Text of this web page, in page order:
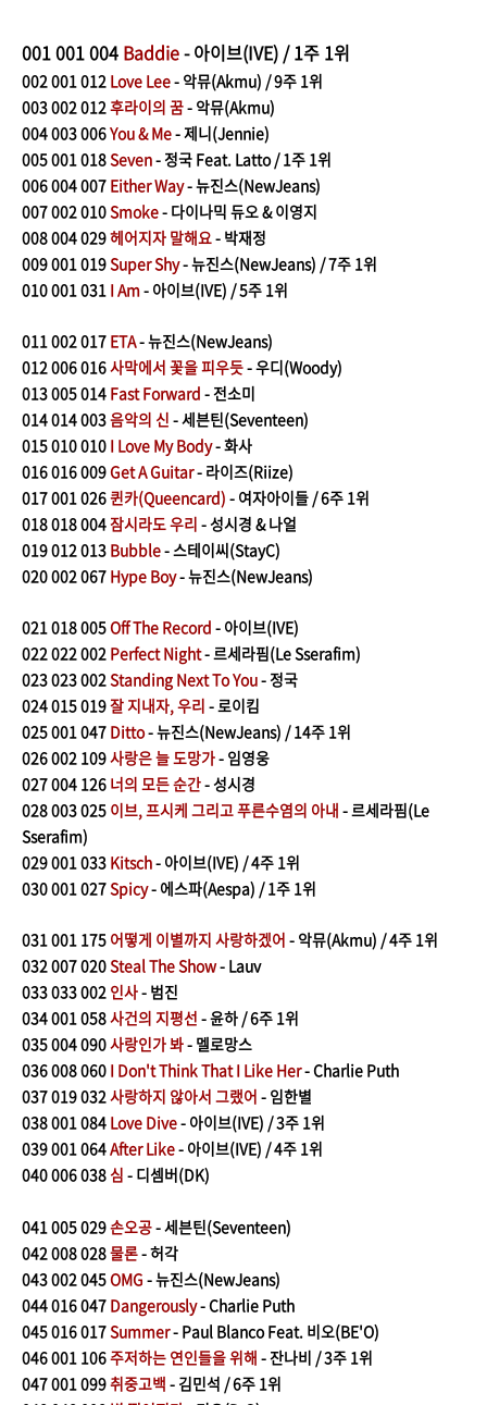
001001 004 Baddie- 아이브(IVE) / 1주 1위
002001 012 Love Lee- 악뮤(Akmu) / 9주 1위
003002 012후라이의 꿈- 악뮤(Akmu)
004003 006You & Me- 제니(Jennie)
005001 018Seven- 정국 Feat. Latto / 1주 1위
006004 007 Either Way- 뉴진스(NewJeans)
007002 010Smoke- 다이나믹 듀오 & 이영지
008004 029헤어지자 말해요- 박재정
009001 019Super Shy- 뉴진스(NewJeans) / 7주 1위
010001 031 I Am- 아이브(IVE) / 5주 1위
011002 017 ETA- 뉴진스(NewJeans)
012006 016사막에서 꽃을 피우듯- 우디(Woody)
013005 014 Fast Forward - 전소미
014014 003음악의 신 - 세븐틴(Seventeen)
015010 010 I Love My Body- 화사
016016 009Get A Guitar- 라이즈(Riize)
017001 026퀸카(Queencard) - 여자아이들 / 6주 1위
018018 004잠시라도 우리 - 성시경 & 나얼
019012 013 Bubble- 스테이씨(StayC)
020002 067 Hype Boy- 뉴진스(NewJeans)
021018 005Off The Record - 아이브(IVE)
022022 002 Perfect Night- 르세라핌(Le Sserafim)
023023 002Standing Next To You- 정국
024015 019잘 지내자, 우리 - 로이킴
025001 047 Ditto- 뉴진스(NewJeans) / 14주 1위
026002 109사랑은 늘 도망가- 임영웅
027004 126 너의 모든 순간- 성시경
028003 025 이브, 프시케 그리고 푸른수염의 아내 - 르세라핌(Le
Sserafim)
029001 033 Kitsch- 아이브(IVE) / 4주 1위
030001 027Spicy- 에스파(Aespa) / 1주 1위
031 001 175 어떻게 이별까지 사랑하겠어 - 악뮤(Akmu) / 4주 1위
032007 020Steal The Show- Lauv
033033 002 인사- 범진
​034001 058사건의 지평선 - 윤하 / 6주 1위
035004 090사랑인가 봐- 멜로망스
036008 060 I Don't Think That I Like Her- Charlie Puth
037019 032사랑하지 않아서 그랬어 - 임한별
038001 084 Love Dive- 아이브(IVE) / 3주 1위
039001 064After Like- 아이브(IVE) / 4주 1위
040006 038 심 - 디셈버(DK)
041005 029손오공- 세븐틴(Seventeen)
042008 028물론- 허각
043002 045OMG - 뉴진스(NewJeans)
044016 047 Dangerously- Charlie Puth
045016 017Summer- Paul Blanco Feat. 비오(BE'O)
046001 106주저하는 연인들을 위해 - 잔나비 / 3주 1위
047001 099취중고백 - 김민석 / 6주 1위